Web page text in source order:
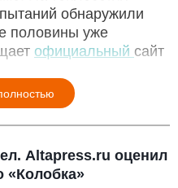
обнаружили
половины уже
официальный сайт
Altapress.ru оценил
«Колобка»